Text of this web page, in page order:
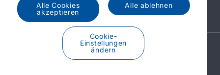
General conditions
DAF and cookies
A PACCAR COMPANY
DRIVEN BY QUALITY
Alle Cookies
akzeptieren
Alle ablehnen
Cookie-
Einstellungen
ändern